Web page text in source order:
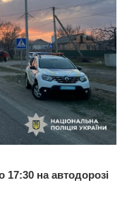
17:30 на автодорозі